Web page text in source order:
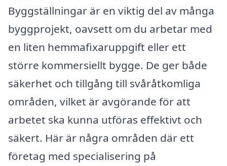
Byggställningar är en viktig del av många
byggprojekt, oavsett om du arbetar med
en liten hemmafixaruppgift eller ett
större kommersiellt bygge. De ger både
säkerhet och tillgång till svåråtkomliga
områden, vilket är avgörande för att
arbetet ska kunna utföras effektivt och
säkert. Här är några områden där ett
företag med specialisering på